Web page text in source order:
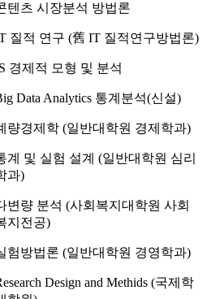
텐츠 시장분석 방법론
질적 연구 (舊 IT 질적연구방법론)
경제적 모형 및 분석
Data Analytics 통계분석(신설)
량경제학 (일반대학원 경제학과)
계 및 실험 설계 (일반대학원 심리
과)
변량 분석 (사회복지대학원 사회
지전공)
험방법론 (일반대학원 경영학과)
Design and Methids (국제학